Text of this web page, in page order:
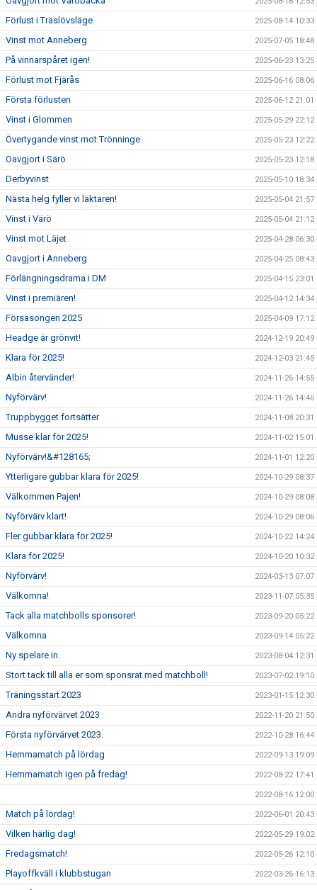
Förlust i Träslövsläge 2025-08-14 10:33
Vinst mot Anneberg 2025-07-05 18:48
På vinnarspåret igen! 2025-06-23 13:25
Förlust mot Fjärås 2025-06-16 08:06
Första förlusten 2025-06-12 21:01
Vinst i Glommen 2025-05-29 22:12
Övertygande vinst mot Trönninge 2025-05-23 12:22
Oavgjort i Särö 2025-05-23 12:18
Derbyvinst 2025-05-10 18:34
Nästa helg fyller vi läktaren! 2025-05-04 21:57
Vinst i Värö 2025-05-04 21:12
Vinst mot Läjet 2025-04-28 06:30
Oavgjort i Anneberg 2025-04-25 08:43
Förlängningsdrama i DM 2025-04-15 23:01
Vinst i premiären! 2025-04-12 14:34
Försäsongen 2025 2025-04-09 17:12
Headge är grönvit! 2024-12-19 20:49
Klara för 2025! 2024-12-03 21:45
Albin återvänder! 2024-11-26 14:55
Nyförvärv! 2024-11-26 14:46
Truppbygget fortsätter 2024-11-08 20:31
Musse klar för 2025! 2024-11-02 15:01
Nyförvärv!&#128165; 2024-11-01 12:20
Ytterligare gubbar klara för 2025! 2024-10-29 08:37
Välkommen Pajen! 2024-10-29 08:08
Nyförvärv klart! 2024-10-29 08:06
Fler gubbar klara för 2025! 2024-10-22 14:24
Klara för 2025! 2024-10-20 10:32
Nyförvärv! 2024-03-13 07:07
Välkomna! 2023-11-07 05:35
Tack alla matchbolls sponsorer! 2023-09-20 05:22
Välkomna 2023-09-14 05:22
Ny spelare in. 2023-08-04 12:31
Stort tack till alla er som sponsrat med matchboll! 2023-07-02 19:10
Träningsstart 2023 2023-01-15 12:30
Andra nyförvärvet 2023 2022-11-20 21:50
Första nyförvärvet 2023. 2022-10-28 16:44
Hemmamatch på lördag 2022-09-13 19:09
Hemmamatch igen på fredag! 2022-08-22 17:41
2022-08-16 12:00
Match på lördag! 2022-06-01 20:43
Vilken härlig dag! 2022-05-29 19:02
Fredagsmatch! 2022-05-26 12:10
Playoffkväll i klubbstugan 2022-03-26 16:13